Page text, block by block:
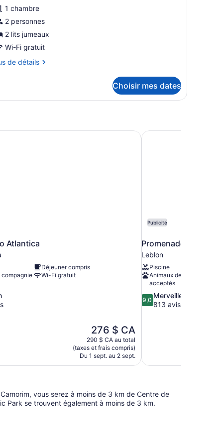
:
1 chambre
2 personnes
2 lits jumeaux
Wi-Fi gratuit
de détails
Choisir mes dates
Atlantica
Déjeuner compris
compagnie
Wi-Fi gratuit
Le
prix
est
de
276 $ CA
276 $ CA
290 $ CA au total
(taxes et frais compris)
Du 1 sept. au 2 sept.
Atlantica
Publicité
Promenade
Leblon
Piscine
Animaux de compagnie
acceptés
9.0
sur
9,0
Merveilleux
813 avis
Promenade
vous serez à moins de 3 km de Centre de
Park se trouvent également à moins de 3 km.